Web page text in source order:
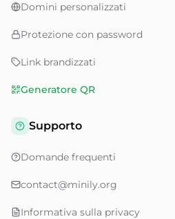
Domini personalizzati
Protezione con password
Link brandizzati
Generatore QR
Supporto
Domande frequenti
contact@minily.org
Informativa sulla privacy